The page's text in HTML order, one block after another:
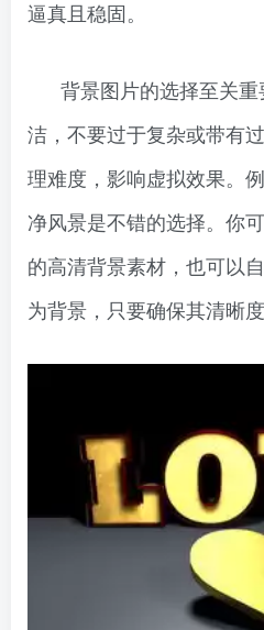
逼真且稳固。
背景图片的选择至关
洁，不要过于复杂或带有
理难度，影响虚拟效果。
净风景是不错的选择。你
的高清背景素材，也可以
为背景，只要确保其清晰